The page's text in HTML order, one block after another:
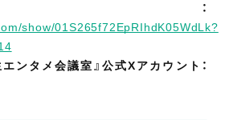
：
show/01S265f72EpRIhdK05WdLk?
ンタメ会議室』公式Xアカウント：